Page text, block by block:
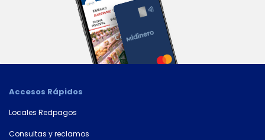
Accesos Rápidos
Locales Redpagos
Consultas y reclamos